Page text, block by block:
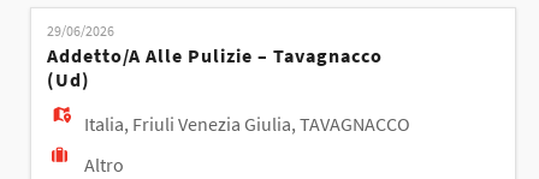
degli spazi assegnati; - Utilizzo dei principali
strumenti e prodotti per la pulizia nel rispetto degli
standard aziendali. Requisiti: - Pre
29/06/2026
Addetto/a Alle Pulizie – Tavagnacco
(ud)
Italia, Friuli Venezia Giulia,TAVAGNACCO
Altro